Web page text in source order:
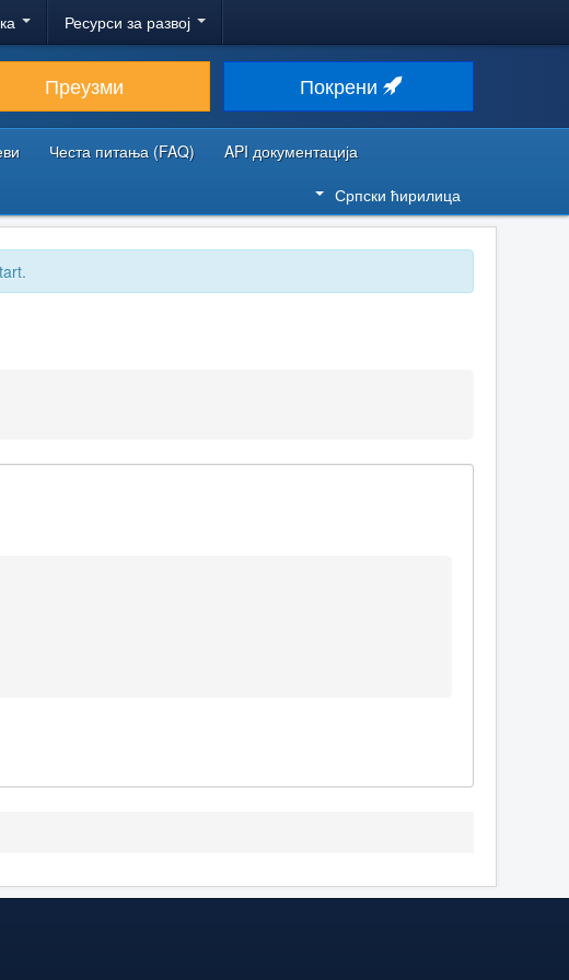
Ресурси за развој
Преузми Покрени
Честа питања (FAQ)
API документација
Српски ћирилица